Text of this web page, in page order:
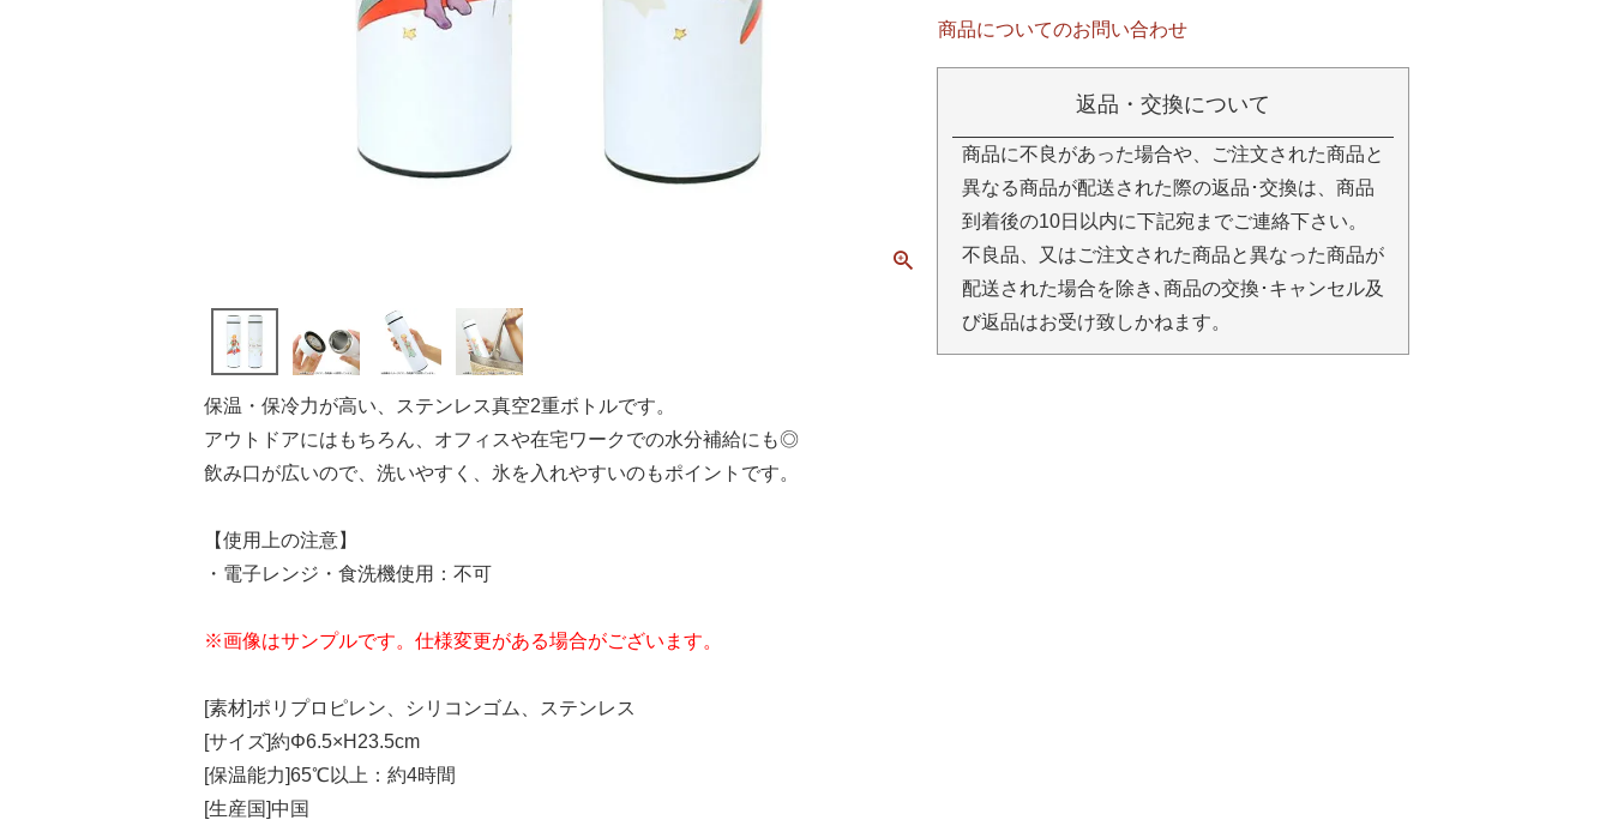
保温・保冷力が高い、ステンレス真空2重ボトルです。
アウトドアにはもちろん、オフィスや在宅ワークでの水分補給にも◎
飲み口が広いので、洗いやすく、氷を入れやすいのもポイントです。
【使用上の注意】
・電子レンジ・食洗機使用：不可
※画像はサンプルです。仕様変更がある場合がございます。
[素材]ポリプロピレン、シリコンゴム、ステンレス
[サイズ]約Φ6.5×H23.5cm
[保温能力]65℃以上：約4時間
[生産国]中国
商品についてのお問い合わせ
返品・交換について
商品に不良があった場合や、ご注文された商品と
異なる商品が配送された際の返品･交換は、商品
到着後の10日以内に下記宛までご連絡下さい。
不良品、又はご注文された商品と異なった商品が
配送された場合を除き､商品の交換･キャンセル及
び返品はお受け致しかねます。